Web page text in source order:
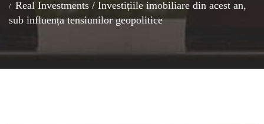
Real Investments / Investițiile imobiliare din acest an,
sub influența tensiunilor geopolitice